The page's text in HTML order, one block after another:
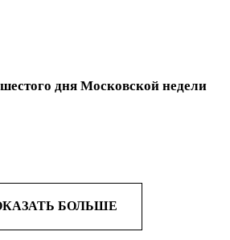
дня Московской недели
БОЛЬШЕ